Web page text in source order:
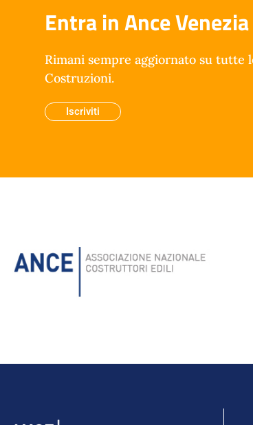
Entra in Ance Venezia
Rimani sempre aggiornato su tutte
Costruzioni.
Iscriviti